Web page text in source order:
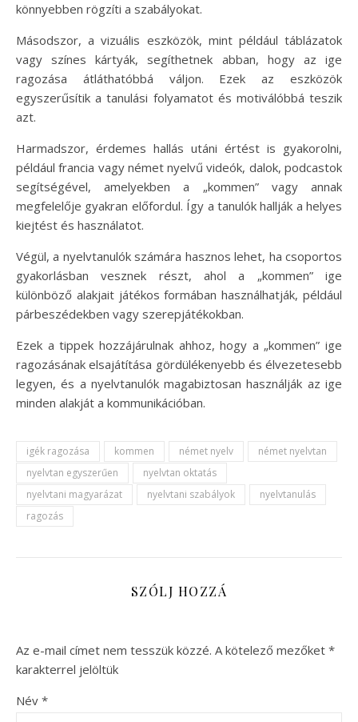
könnyebben rögzíti a szabályokat.
Másodszor, a vizuális eszközök, mint például táblázatok
vagy színes kártyák, segíthetnek abban, hogy az ige
ragozása átláthatóbbá váljon. Ezek az eszközök
egyszerűsítik a tanulási folyamatot és motiválóbbá teszik
azt.
Harmadszor, érdemes hallás utáni értést is gyakorolni,
például francia vagy német nyelvű videók, dalok, podcastok
segítségével, amelyekben a „kommen” vagy annak
megfelelője gyakran előfordul. Így a tanulók hallják a helyes
kiejtést és használatot.
Végül, a nyelvtanulók számára hasznos lehet, ha csoportos
gyakorlásban vesznek részt, ahol a „kommen” ige
különböző alakjait játékos formában használhatják, például
párbeszédekben vagy szerepjátékokban.
Ezek a tippek hozzájárulnak ahhoz, hogy a „kommen” ige
ragozásának elsajátítása gördülékenyebb és élvezetesebb
legyen, és a nyelvtanulók magabiztosan használják az ige
minden alakját a kommunikációban.
igék ragozása kommen német nyelv
német nyelvtan
nyelvtan egyszerűen
nyelvtan oktatás
nyelvtani magyarázat
nyelvtani szabályok
nyelvtanulás
ragozás
SZÓLJ HOZZÁ
Az e-mail címet nem tesszük közzé. A kötelező mezőket *
karakterrel jelöltük
Név *